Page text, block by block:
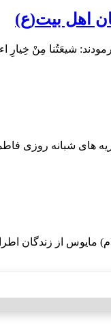
اهل بیت(ع)
شیعَتُنا مِنْ خِیارِ
های شبانه روزی
مایوس از زندگان